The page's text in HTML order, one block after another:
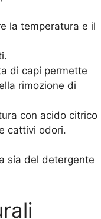
la temperatura e il
di capi permette
rimozione di
con acido citrico
cattivi odori.
sia del detergente